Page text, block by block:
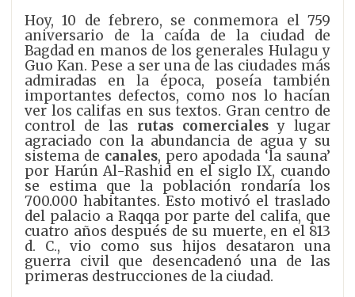
Hoy, 10 de febrero, se conmemora el 759
aniversario de la caída de la ciudad de
Bagdad en manos de los generales Hulagu y
Guo Kan. Pese a ser una de las ciudades más
admiradas en la época, poseía también
importantes defectos, como nos lo hacían
ver los califas en sus textos. Gran centro de
control de las rutas comerciales y lugar
agraciado con la abundancia de agua y su
sistema de canales, pero apodada ‘la sauna’
por Harún Al-Rashid en el siglo IX, cuando
se estima que la población rondaría los
700.000 habitantes. Esto motivó el traslado
del palacio a Raqqa por parte del califa, que
cuatro años después de su muerte, en el 813
d. C., vio como sus hijos desataron una
guerra civil que desencadenó una de las
primeras destrucciones de la ciudad.